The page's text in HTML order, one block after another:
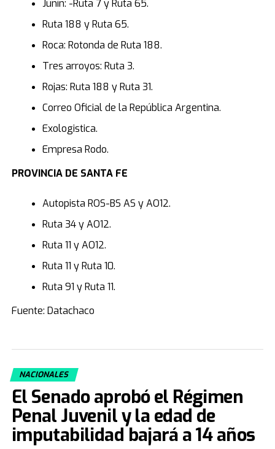
Junín: -Ruta 7 y Ruta 65.
Ruta 188 y Ruta 65.
Roca: Rotonda de Ruta 188.
Tres arroyos: Ruta 3.
Rojas: Ruta 188 y Ruta 31.
Correo Oficial de la República Argentina.
Exologistica.
Empresa Rodo.
PROVINCIA DE SANTA FE
Autopista ROS-BS AS y AO12.
Ruta 34 y AO12.
Ruta 11 y AO12.
Ruta 11 y Ruta 10.
Ruta 91 y Ruta 11.
Fuente: Datachaco
NACIONALES
El Senado aprobó el Régimen
Penal Juvenil y la edad de
imputabilidad bajará a 14 años